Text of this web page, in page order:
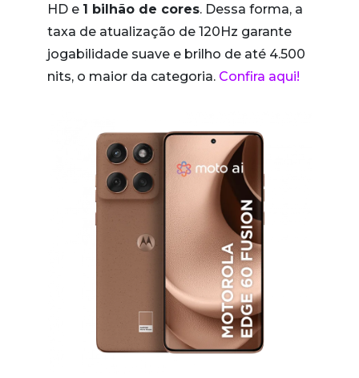
HD e 1 bilhão de cores. Dessa forma, a
taxa de atualização de 120Hz garante
jogabilidade suave e brilho de até 4.500
nits, o maior da categoria. Confira aqui!